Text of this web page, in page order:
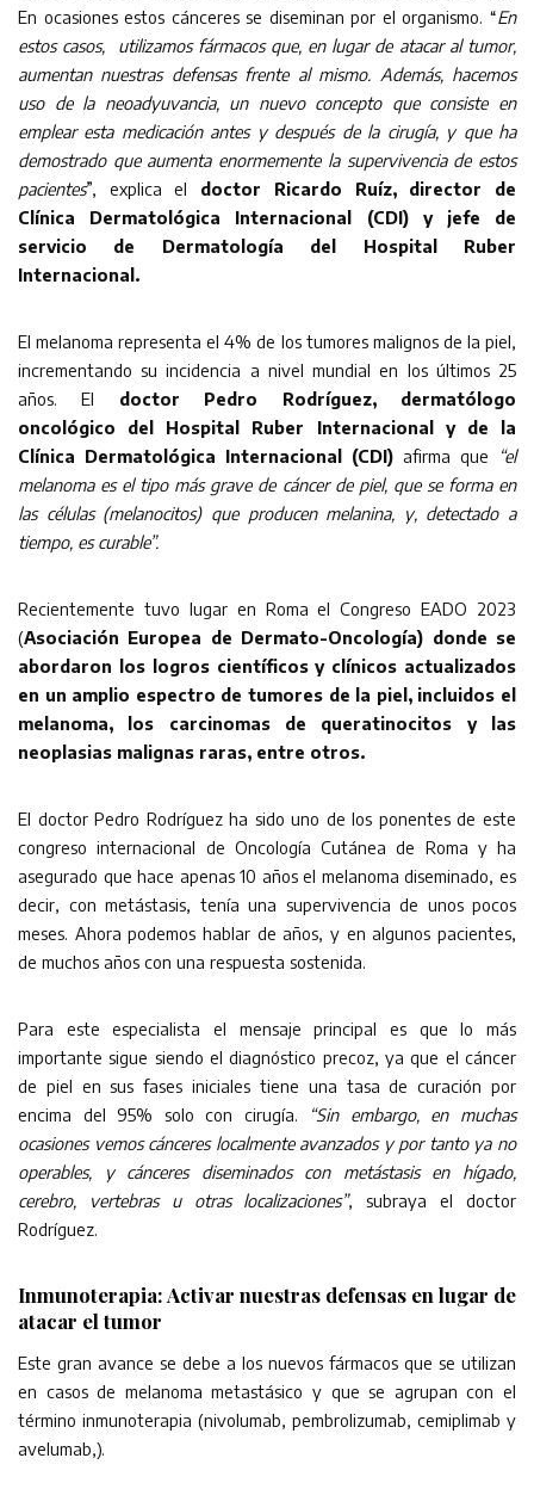
En ocasiones estos cánceres se diseminan por el organismo. “En
estos casos, utilizamos fármacos que, en lugar de atacar al tumor,
aumentan nuestras defensas frente al mismo. Además, hacemos
uso de la neoadyuvancia, un nuevo concepto que consiste en
emplear esta medicación antes y después de la cirugía, y que ha
demostrado que aumenta enormemente la supervivencia de estos
pacientes”, explica el doctor Ricardo Ruíz, director de
Clínica Dermatológica Internacional (CDI) y jefe de
servicio de Dermatología del Hospital Ruber
Internacional.
El melanoma representa el 4% de los tumores malignos de la piel,
incrementando su incidencia a nivel mundial en los últimos 25
años. El doctor Pedro Rodríguez, dermatólogo
oncológico del Hospital Ruber Internacional y de la
Clínica Dermatológica Internacional (CDI) afirma que
“el
melanoma es el tipo más grave de cáncer de piel, que se forma en
las células (melanocitos) que producen melanina, y, detectado a
tiempo, es curable”.
Recientemente tuvo lugar en Roma el Congreso EADO 2023
(Asociación Europea de Dermato-Oncología) donde se
abordaron los logros científicos y clínicos actualizados
en un amplio espectro de tumores de la piel, incluidos el
melanoma, los carcinomas de queratinocitos y las
neoplasias malignas raras, entre otros.
El doctor Pedro Rodríguez ha sido uno de los ponentes de este
congreso internacional de Oncología Cutánea de Roma y ha
asegurado que hace apenas 10 años el melanoma diseminado, es
decir, con metástasis, tenía una supervivencia de unos pocos
meses. Ahora podemos hablar de años, y en algunos pacientes,
de muchos años con una respuesta sostenida.
Para este especialista el mensaje principal es que lo más
importante sigue siendo el diagnóstico precoz, ya que el cáncer
de piel en sus fases iniciales tiene una tasa de curación por
encima del 95% solo con cirugía. “Sin embargo, en muchas
ocasiones vemos cánceres localmente avanzados y por tanto ya no
operables, y cánceres diseminados con metástasis en hígado,
cerebro, vertebras u otras localizaciones”, subraya el doctor
Rodríguez.
Inmunoterapia: Activar nuestras defensas en lugar de
atacar el tumor
Este gran avance se debe a los nuevos fármacos que se utilizan
en casos de melanoma metastásico y que se agrupan con el
término inmunoterapia (nivolumab, pembrolizumab, cemiplimab y
avelumab,).